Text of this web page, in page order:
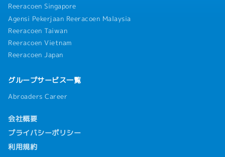
Reeracoen Singapore
Agensi Pekerjaan Reeracoen Malaysia
Reeracoen Taiwan
Reeracoen Vietnam
Reeracoen Japan
グループサービス一覧
Abroaders Career
会社概要
プライバシーポリシー
利用規約